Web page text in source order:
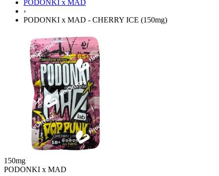
PODONKI x MAD
›
PODONKI x MAD - CHERRY ICE (150mg)
150mg
PODONKI x MAD